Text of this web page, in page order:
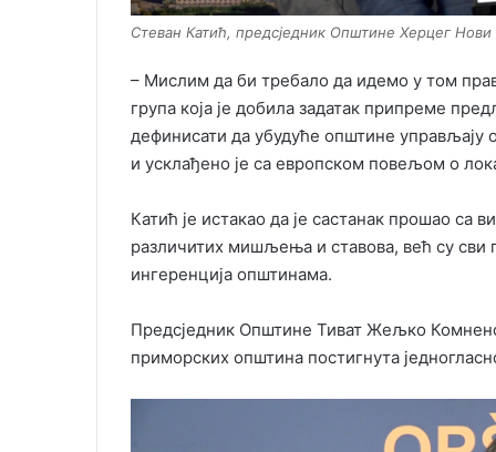
Стеван Катић, предсједник Општине Херцег Нови
– Мислим да би требало да идемо у том
група која је добила задатак припреме
дефинисати да убудуће општине управљају
и усклађено је са европском повељом о
Катић је истакао да је састанак прошао са
различитих мишљења и ставова, већ су
ингеренција општинама.
Предсједник Општине Тиват Жељко
приморских општина постигнута